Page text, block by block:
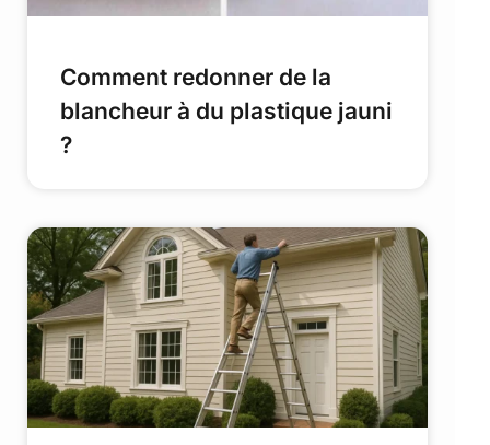
Comment redonner de la
blancheur à du plastique jauni
?